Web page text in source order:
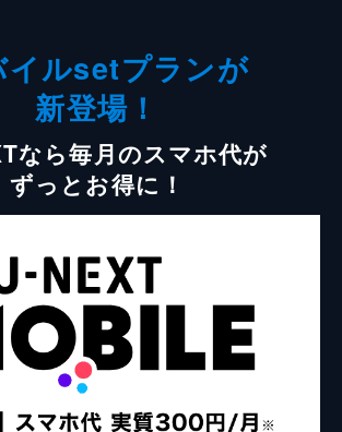
イルsetプランが
新登場！
なら毎月のスマホ代が
ずっとお得に！